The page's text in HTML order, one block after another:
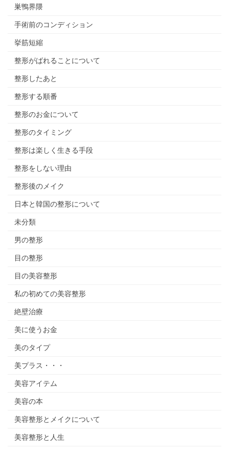
巣鴨界隈
手術前のコンディション
挙筋短縮
整形がばれることについて
整形したあと
整形する順番
整形のお金について
整形のタイミング
整形は楽しく生きる手段
整形をしない理由
整形後のメイク
日本と韓国の整形について
未分類
男の整形
目の整形
目の美容整形
私の初めての美容整形
絶壁治療
美に使うお金
美のタイプ
美プラス・・・
美容アイテム
美容の本
美容整形とメイクについて
美容整形と人生